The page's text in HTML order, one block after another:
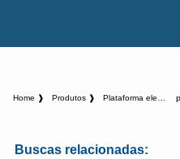
Home ❱ Produtos ❱
Buscas relacionadas: